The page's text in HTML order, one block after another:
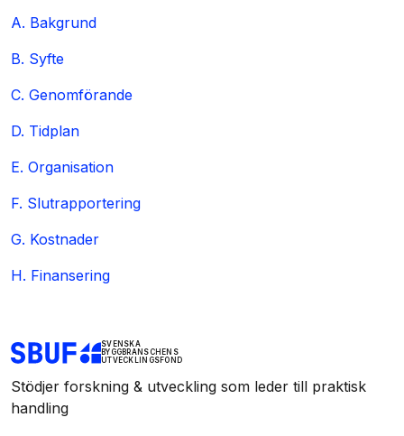
A. Bakgrund
B. Syfte
C. Genomförande
D. Tidplan
E. Organisation
F. Slutrapportering
G. Kostnader
H. Finansering
SVENSKA
BYGGBRANSCHENS
UTVECKLINGSFOND
Stödjer forskning & utveckling som leder till praktisk
handling